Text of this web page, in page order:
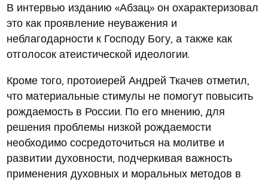
В интервью изданию «Абзац» он охарактеризовал
это как проявление неуважения и
неблагодарности к Господу Богу, а также как
отголосок атеистической идеологии.
Кроме того, протоиерей Андрей Ткачев отметил,
что материальные стимулы не помогут повысить
рождаемость в России. По его мнению, для
решения проблемы низкой рождаемости
необходимо сосредоточиться на молитве и
развитии духовности, подчеркивая важность
применения духовных и моральных методов в